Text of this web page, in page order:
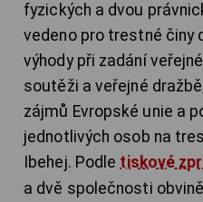
fyzických a dvou
vedeno pro trestné činy
výhody při zadání
soutěži a veřejné
zájmů Evropské unie a
jednotlivých osob na
Ibehej. Podle tiskové
a dvě společnosti